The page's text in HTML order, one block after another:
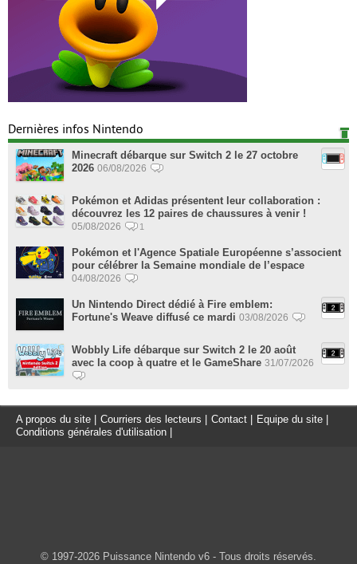
Dernières infos Nintendo
Minecraft débarque sur Switch 2 le 27 octobre
2026 06/08/2026
Pokémon et Adidas présentent leur collaboration :
découvrez les 12 paires de chaussures à venir !
05/08/2026 1
Pokémon et l'Agence Spatiale Européenne s’associent
pour célébrer la Semaine mondiale de l’espace
04/08/2026
Un Nintendo Direct dédié à Fire emblem:
Fortune's Weave diffusé ce mardi 03/08/2026
Wobbly Life débarque sur Switch 2 le 20 août
avec la coop à quatre et le GameShare 31/07/2026
A propos du site Courriers des lecteurs Contact Equipe du site
Conditions générales d'utilisation
© 1997-2026 Puissance Nintendo v6 - Tous droits réservés.